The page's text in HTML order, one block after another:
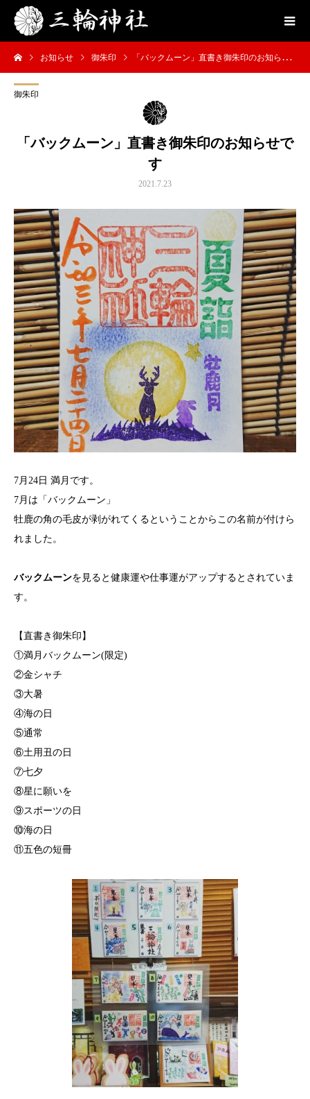
お知らせ 御朱印 「バックムーン」直書き御朱印のお知らせです
御朱印
「バックムーン」直書き御朱印のお知らせで
す
2021.7.23
7月24日 満月です。
7月は「バックムーン」
牡鹿の角の毛皮が剥がれてくるということからこの名前が付けら
れました。
バックムーンを見ると健康運や仕事運がアップするとされていま
す。
【直書き御朱印】
①満月バックムーン(限定)
②金シャチ
③大暑
④海の日
⑤通常
⑥土用丑の日
⑦七夕
⑧星に願いを
⑨スポーツの日
⑩海の日
⑪五色の短冊